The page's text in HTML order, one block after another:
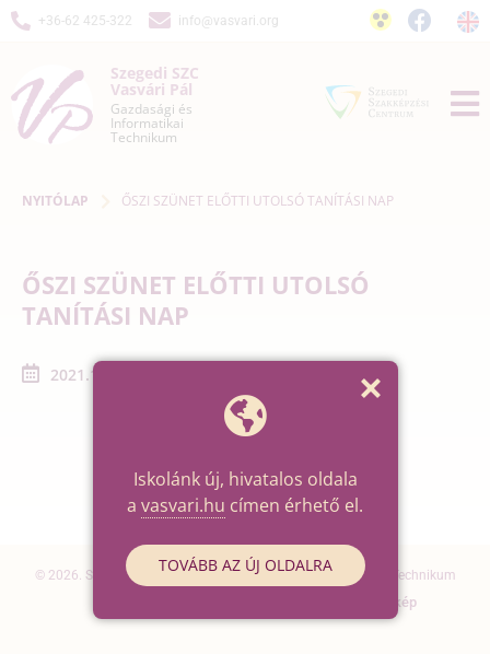
+36-62 425-322 info@vasvari.org
Szegedi SZC
Vasvári Pál
Gazdasági és
Informatikai
Technikum
NYITÓLAP ŐSZI SZÜNET ELŐTTI UTOLSÓ TANÍTÁSI NAP
ŐSZI SZÜNET ELŐTTI UTOLSÓ
TANÍTÁSI NAP
2021.10.22. - 2021.10.22.
© 2026. Szegedi SZC Vasvári Pál Gazdasági és Informatikai Technikum
Oldaltérkép
Iskolánk új, hivatalos oldala
a vasvari.hu címen érhető el.
TOVÁBB AZ ÚJ OLDALRA